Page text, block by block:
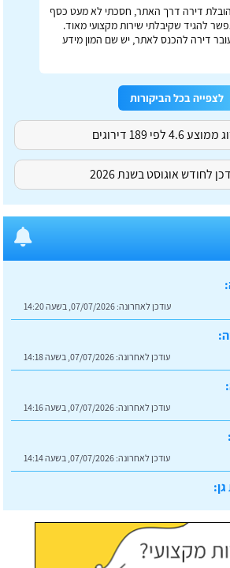
הובלת דירה דרך האתר, חסכתי לא מעט כסף
להגיד שקיבלתי שירות מקצועי מאוד.
דירה להכנס לאתר, יש שם המון מידע
לצפייה בכל הביקורות
4.6 לפי 189 דירוגים
לחודש אוגוסט בשנת 2026
עודכן לאחרונה: 07/07/2026, בשעה 14:20
עודכן לאחרונה: 07/07/2026, בשעה 14:18
עודכן לאחרונה: 07/07/2026, בשעה 14:16
עודכן לאחרונה: 07/07/2026, בשעה 14:14
עודכן לאחרונה:07/07/2026, בשעה 14:23